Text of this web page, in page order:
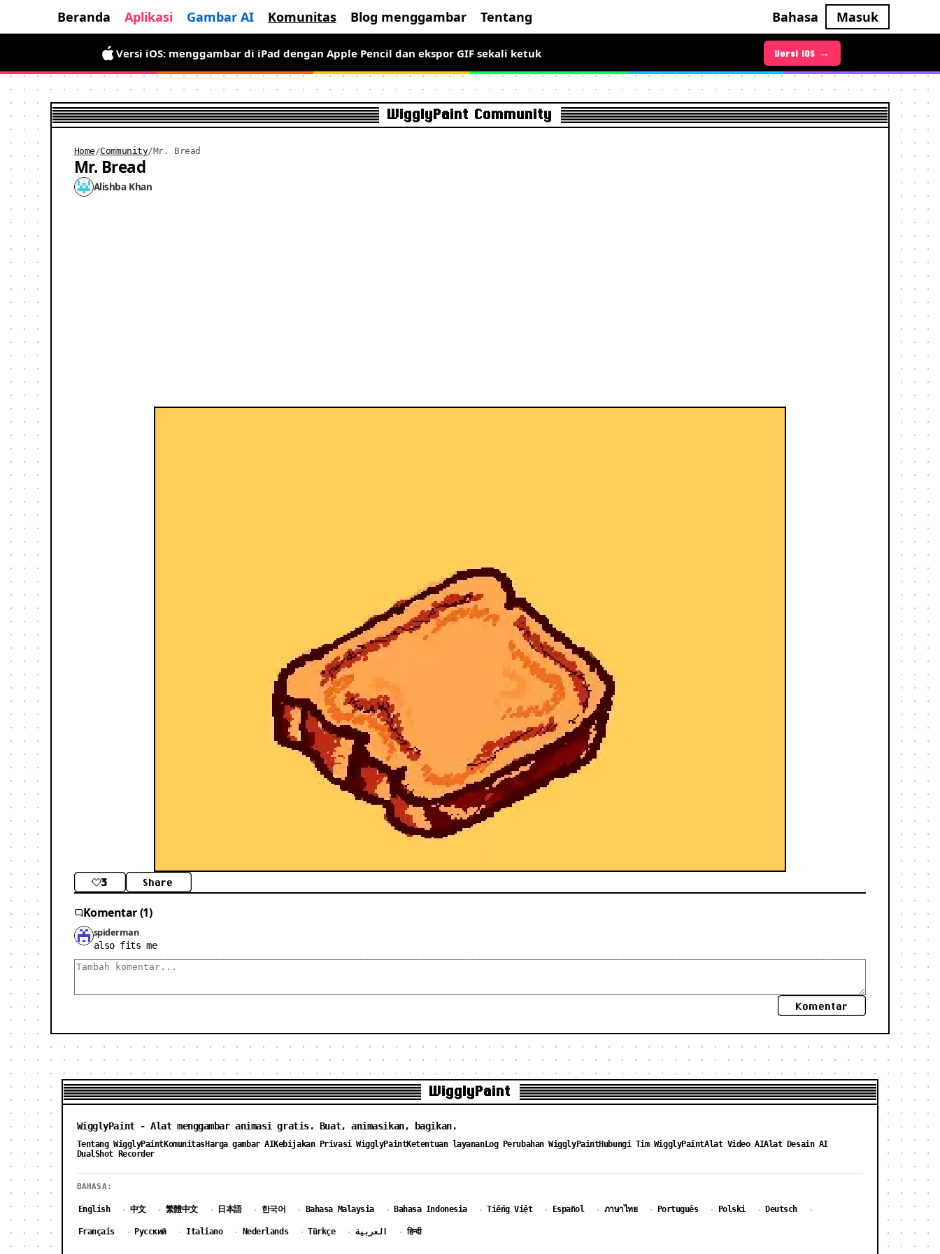
Beranda Aplikasi Gambar AI Komunitas Blog menggambar Tentang Bahasa Masuk
Versi Android sudah hadir: gratis untuk waktu terbatas, gambar seni piksel bergerak sekarang Versi Android →
Versi iOS: menggambar di iPad dengan Apple Pencil dan ekspor GIF sekali ketuk Versi iOS →
WigglyPaint Community
Home /Community/Mr. Bread
Mr. Bread
Alishba Khan
3 Share
Komentar (1)
spiderman
also fits me
Komentar
WigglyPaint
WigglyPaint - Alat menggambar animasi gratis. Buat, animasikan, bagikan.
Tentang WigglyPaintKomunitasHarga gambar AIKebijakan Privasi WigglyPaintKetentuan layananLog Perubahan WigglyPaintHubungi Tim WigglyPaintAlat Video AIAlat Desain AI
DualShot Recorder
BAHASA:
English · 中文 · 繁體中文 · 日本語 · 한국어 · Bahasa Malaysia · Bahasa Indonesia · Tiếng Việt · Español · ภาษาไทย · Português · Polski · Deutsch ·
Français · Русский · Italiano · Nederlands · Türkçe · العربية · हिन्दी